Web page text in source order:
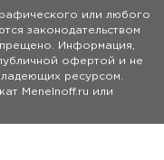
или любого
законодательством
Информация,
офертой и не
ресурсом.
Menelnoff.ru или